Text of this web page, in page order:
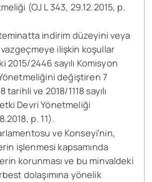
(OJ L 343, 29.12.2015, p.
teminatta indirim düzeyini veya
ilişkin koşullar
2015/2446 sayılı Komisyon
değiştiren 7
tarihli ve 2018/1118 sayılı
Devri Yönetmeliği
p. 11).
ve Konseyi’nin,
işlenmesi kapsamında
korunması ve bu minvaldeki
dolaşımına yönelik